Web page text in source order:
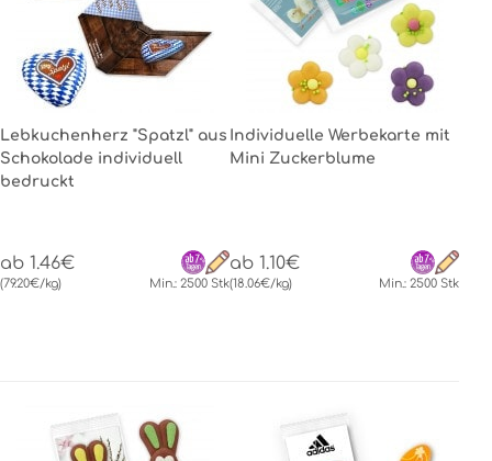
Lebkuchenherz "Spatzl" aus
Schokolade individuell
bedruckt
ab 1.46€
(79.20€/kg) Min.: 2500 Stk
Individuelle Werbekarte mit
Mini Zuckerblume
ab 1.10€
(18.06€/kg) Min.: 2500 Stk